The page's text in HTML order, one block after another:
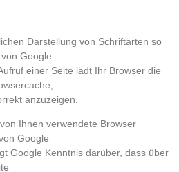
Darstellung von Schriftarten so
Google
einer Seite lädt Ihr Browser die
anzuzeigen.
Ihnen verwendete Browser
Google
Google Kenntnis darüber, dass über